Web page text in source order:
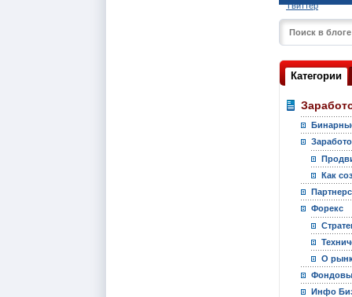
Твиттер
Категории
Как
Форекс
О
Инфо